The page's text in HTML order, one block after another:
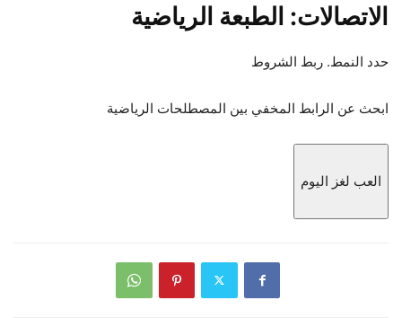
الاتصالات: الطبعة الرياضية
حدد النمط. ربط الشروط
ابحث عن الرابط المخفي بين المصطلحات الرياضية
العب لغز اليوم